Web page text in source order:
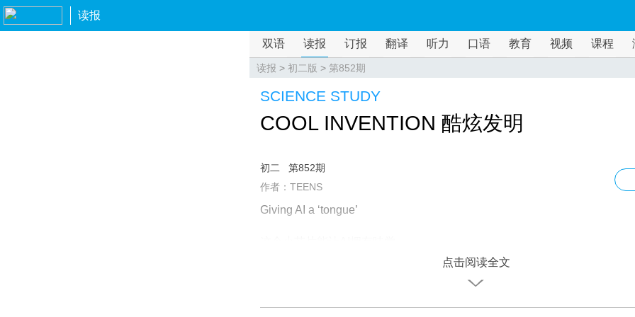
读报
双语 读报 订报 翻译 听力 口语 教育 视频 课程
读报 > 初二版 > 第852期
SCIENCE STUDY
COOL INVENTION 酷炫发明
初二
第852期
作者：TEENS
Giving AI a ‘tongue’
点击阅读全文